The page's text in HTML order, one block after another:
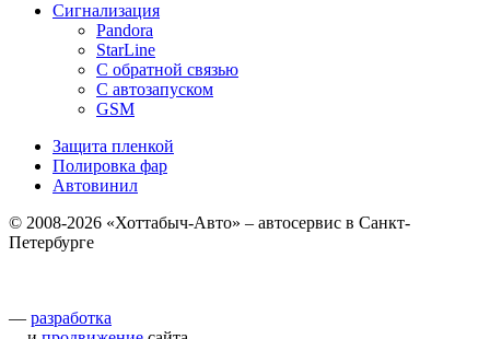
Сигнализация
Pandora
StarLine
С обратной связью
С автозапуском
GSM
Защита пленкой
Полировка фар
Автовинил
© 2008-2026 «Хоттабыч-Авто» – автосервис в Санкт-
Петербурге
— разработка